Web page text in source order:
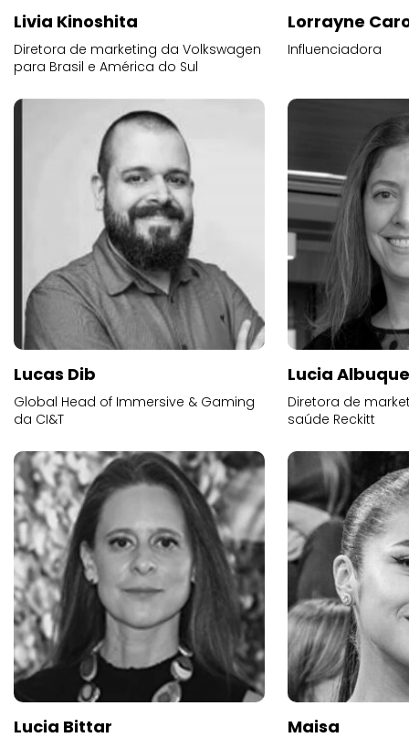
Livia Kinoshita
Diretora de marketing da Volkswagen
para Brasil e América do Sul
Lorrayne
Influenciadora
Lucas Dib
Global Head of Immersive & Gaming
da CI&T
Lucia
Diretora de
saúde Reckitt
Lucia Bittar Maisa